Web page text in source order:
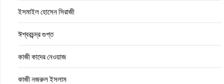
ইসমাইল হোসেন সিরাজী
ঈশ্বরচন্দ্র গুপ্ত
কাজী কাদের নেওয়াজ
কাজী নজরুল ইসলাম